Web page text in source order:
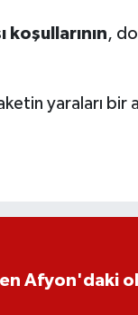
koşullarının,
yaraları bir
Afyon'daki